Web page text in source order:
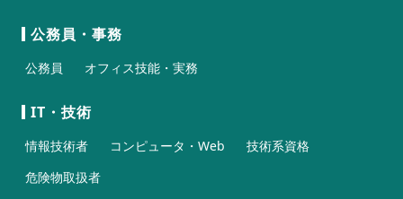
公務員・事務
公務員 オフィス技能・実務
IT・技術
情報技術者 コンピュータ・Web
技術系資格
危険物取扱者